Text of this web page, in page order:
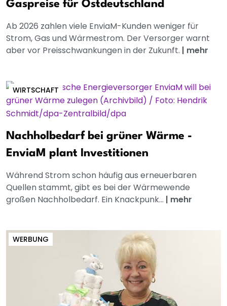
Gaspreise für Ostdeutschland
Ab 2026 zahlen viele EnviaM-Kunden weniger für
Strom, Gas und Wärmestrom. Der Versorger warnt
aber vor Preisschwankungen in der Zukunft. | mehr
WIRTSCHAFT
Nachholbedarf bei grüner Wärme -
EnviaM plant Investitionen
Während Strom schon häufig aus erneuerbaren
Quellen stammt, gibt es bei der Wärmewende
großen Nachholbedarf. Ein Knackpunk... | mehr
WERBUNG